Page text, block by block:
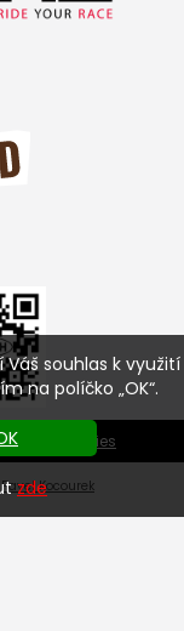
Váš souhlas k využití
na políčko „OK“.
zde
cookies
Pavel Kocourek